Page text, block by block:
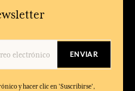
ENVIAR
y hacer clic en 'Suscribirse',